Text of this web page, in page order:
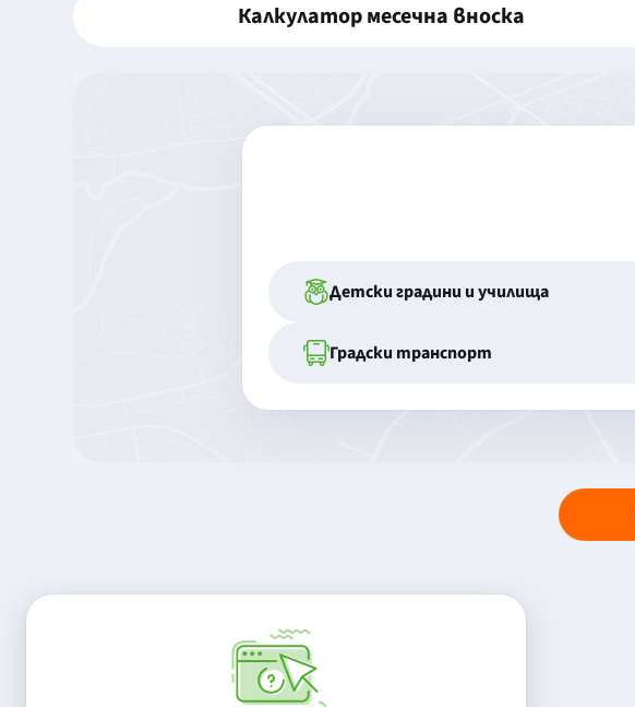
Калкулатор месечна вноска
Детски градини и училища
Градски транспорт